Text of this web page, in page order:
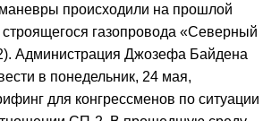
происходили на прошлой
строящегося газопровода «Северный
Администрация Джозефа Байдена
в понедельник, 24 мая,
для конгрессменов по ситуации